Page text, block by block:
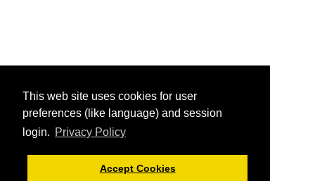
This web site uses cookies for user
preferences (like language) and session
login. Privacy Policy
Accept Cookies